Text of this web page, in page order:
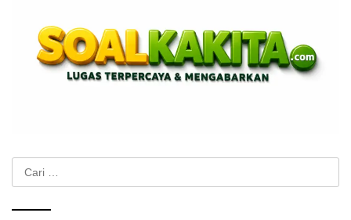
Cari
untuk: